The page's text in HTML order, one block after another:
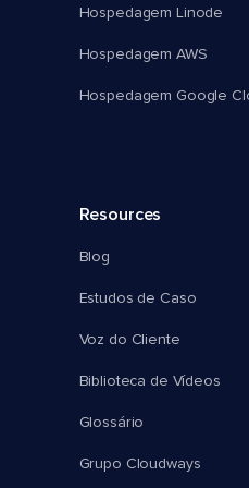
Hospedagem Linode
Hospedagem AWS
Hospedagem Google
Resources
Blog
Estudos de Caso
Voz do Cliente
Biblioteca de Vídeos
Glossário
Grupo Cloudways